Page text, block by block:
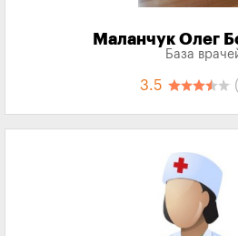
Маланчук Олег
База
3.5